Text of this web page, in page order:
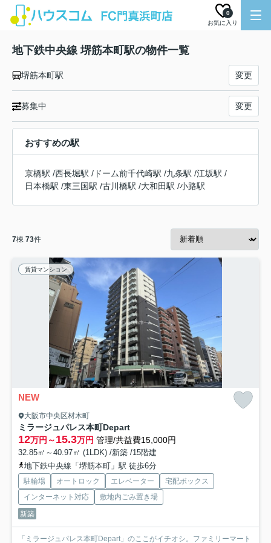
お気に入り
0
地下鉄中央線 堺筋本町駅の物件一覧
堺筋本町駅 変更
募集中 変更
おすすめの駅
京橋駅 /西長堀駅 / ドーム前千代崎駅 /九条駅 /江坂駅 /
日本橋駅 /東三国駅 /古川橋駅 /大和田駅 /小路駅
7棟 73件
賃貸マンション
NEW
大阪市中央区材木町
ミラージュパレス本町Depart
12万円～15.3万円 管理/共益費15,000円
32.85㎡～40.97㎡ (1LDK) /新築 /15階建
地下鉄中央線「堺筋本町」駅 徒歩6分
駐輪場 オートロック エレベーター
宅配ボックス
インターネット対応
敷地内ごみ置き場
新築
「ミラージュパレス本町Depart」のここがイチオシ。ファミリーマート